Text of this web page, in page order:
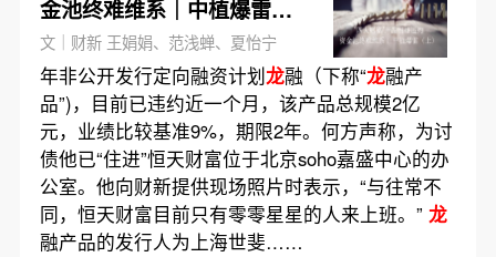
金池终难维系｜中植爆雷
（上）
文｜财新 王娟娟、范浅蝉、夏怡宁
年非公开发行定向融资计划龙融（下称“龙融产
品”)，目前已违约近一个月，该产品总规模2亿
元，业绩比较基准9%，期限2年。何方声称，为讨
债他已“住进”恒天财富位于北京soho嘉盛中心的办
公室。他向财新提供现场照片时表示，“与往常不
同，恒天财富目前只有零零星星的人来上班。” 龙
融产品的发行人为上海世斐……